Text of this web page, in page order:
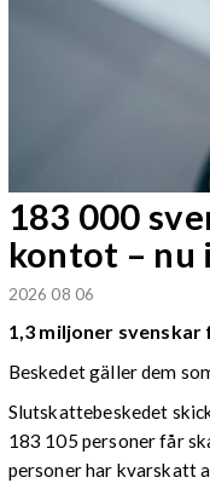
183 000
kontot – nu
2026 08 06
1,3 miljoner
Beskedet gäller dem
Slutskattebeskedet
183 105 personer får
personer har kvarskatt